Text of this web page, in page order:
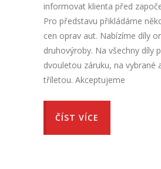
informovat klienta před
Pro představu přikládáme
cen oprav aut. Nabízíme díly
druhovýroby. Na všechny díly
dvouletou záruku, na vybrané
tříletou. Akceptujeme
ČÍST VÍCE